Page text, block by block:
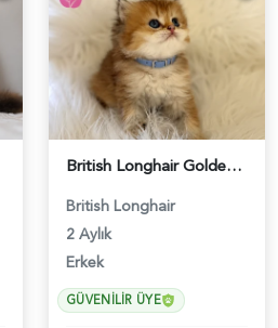
British Longhair Golden Erkek Yavrumuz - 5910
British Longhair
2 Aylık
Erkek
GÜVENILIR ÜYE